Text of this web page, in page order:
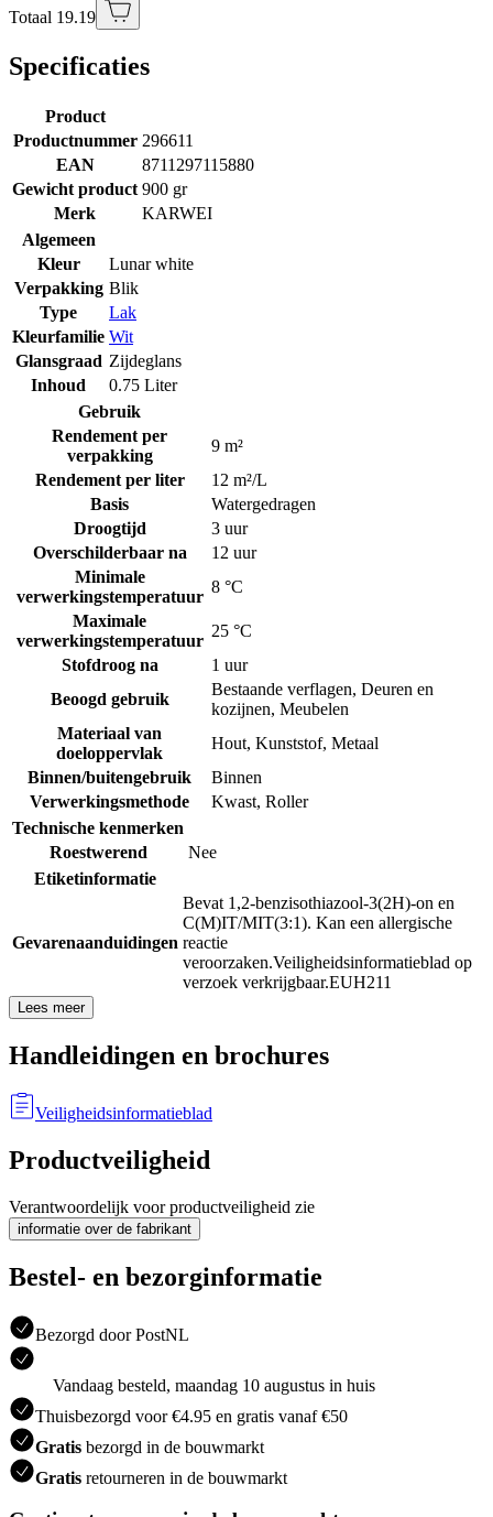
Totaal 19.19
Specificaties
Product
Productnummer 296611
EAN
8711297115880
Gewicht product 900 gr
Merk
KARWEI
Algemeen
Kleur
Lunar white
Verpakking Blik
Type
Lak
Kleurfamilie Wit
Glansgraad Zijdeglans
Inhoud
0.75 Liter
Gebruik
Rendement per
verpakking
9 m²
Rendement per liter
12 m²/L
Basis
Watergedragen
Droogtijd
3 uur
Overschilderbaar na
12 uur
Minimale
verwerkingstemperatuur
8 °C
Maximale
verwerkingstemperatuur
25 °C
Stofdroog na
1 uur
Beoogd gebruik
Bestaande verflagen, Deuren en
kozijnen, Meubelen
Materiaal van
doeloppervlak
Hout, Kunststof, Metaal
Binnen/buitengebruik
Binnen
Verwerkingsmethode
Kwast, Roller
Technische kenmerken
Roestwerend
Nee
Etiketinformatie
Gevarenaanduidingen
Bevat 1,2-benzisothiazool-3(2H)-on en
C(M)IT/MIT(3:1). Kan een allergische
reactie
veroorzaken.Veiligheidsinformatieblad op
verzoek verkrijgbaar.EUH211
Lees meer
Handleidingen en brochures
Veiligheidsinformatieblad
Productveiligheid
Verantwoordelijk voor productveiligheid zie
informatie over de fabrikant
Bestel- en bezorginformatie
Bezorgd door PostNL
Vandaag besteld, maandag 10 augustus in huis
Thuisbezorgd voor €4.95 en gratis vanaf €50
Gratis bezorgd in de bouwmarkt
Gratis retourneren in de bouwmarkt